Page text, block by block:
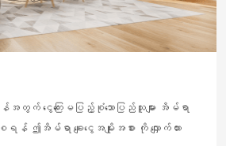
တွက် ငွေကြေးမပြည့်စုံသောပြည်သူများ အိမ်ရာ
မ်ရာ ချေးငွေအမျိုးအစား ကို လျှောက်ထား